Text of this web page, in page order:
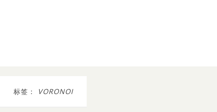
标签： VORONOI